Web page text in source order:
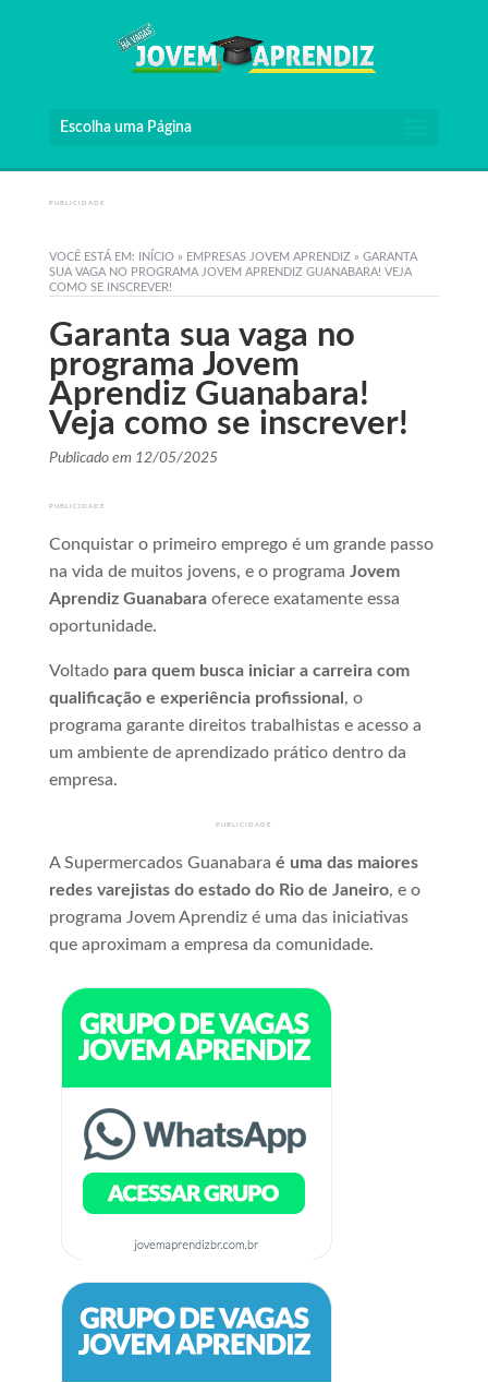
Escolha uma Página
PUBLICIDADE
VOCÊ ESTÁ EM: INÍCIO» EMPRESAS JOVEM APRENDIZ» GARANTA
SUA VAGA NO PROGRAMA JOVEM APRENDIZ GUANABARA! VEJA
COMO SE INSCREVER!
Garanta sua vaga no
programa Jovem
Aprendiz Guanabara!
Veja como se inscrever!
Publicado em 12/05/2025
PUBLICIDADE
Conquistar o primeiro emprego é um grande passo
na vida de muitos jovens, e o programa Jovem
Aprendiz Guanabaraoferece exatamente essa
oportunidade.
Voltado para quem busca iniciar a carreira com
qualificação e experiência profissional , o
programa garante direitos trabalhistas e acesso a
um ambiente de aprendizado prático dentro da
empresa.
PUBLICIDADE
A Supermercados Guanabara é uma das maiores
redes varejistas do estado do Rio de Janeiro, e o
programa Jovem Aprendiz é uma das iniciativas
que aproximam a empresa da comunidade.